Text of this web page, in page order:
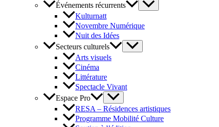
Événements récurrents
Kulturnatt
Novembre Numérique
Nuit des Idées
Secteurs culturels
Arts visuels
Cinéma
Littérature
Spectacle Vivant
Espace Pro
RESA – Résidences artistiques
Programme Mobilité Culture